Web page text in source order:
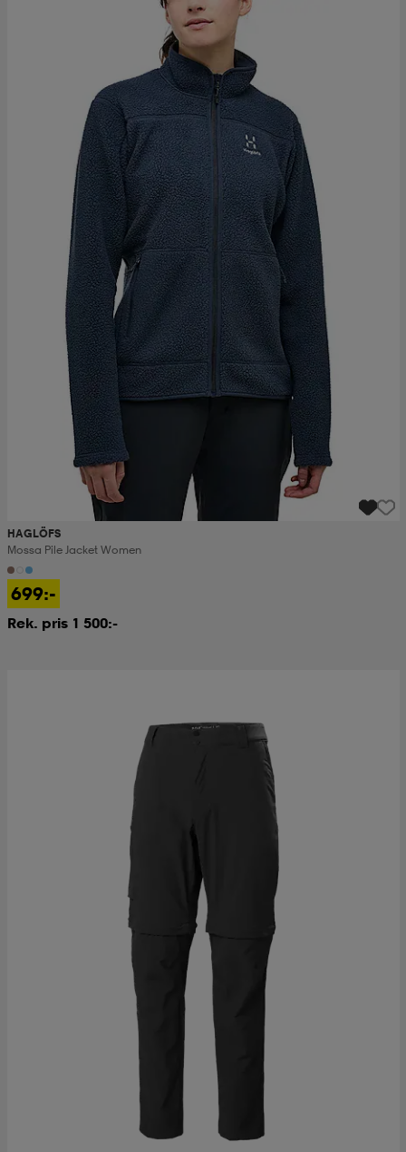
HAGLÖFS
Mossa Pile Jacket Women
699:-
Rek. pris 1 500:-